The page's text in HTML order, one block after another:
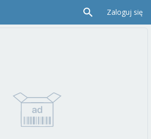
Zaloguj się